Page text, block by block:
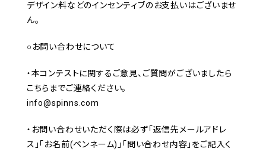
デザイン料などのインセンティブのお支払いはございませ
ん。
○お問い合わせについて
・本コンテストに関するご意見、ご質問がございましたら
こちらまでご連絡ください。
info@spinns.com
・お問い合わせいただく際は必ず「返信先メールアドレ
ス」「お名前(ペンネーム)」「問い合わせ内容」をご記入く